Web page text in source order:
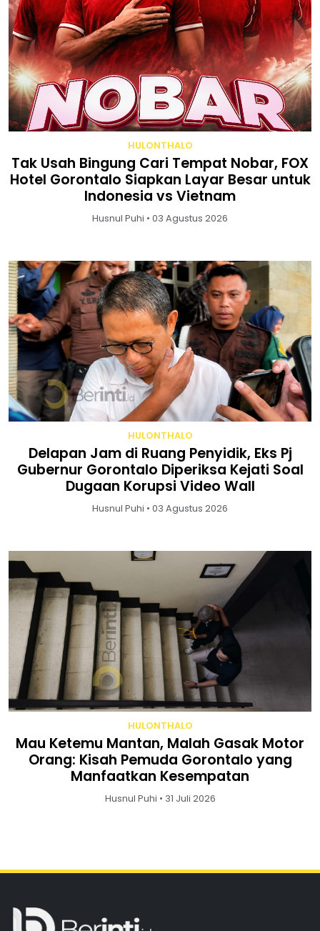
HULONTHALO
Tak Usah Bingung Cari Tempat Nobar, FOX
Hotel Gorontalo Siapkan Layar Besar untuk
Indonesia vs Vietnam
Husnul Puhi • 03 Agustus 2026
HULONTHALO
Delapan Jam di Ruang Penyidik, Eks Pj
Gubernur Gorontalo Diperiksa Kejati Soal
Dugaan Korupsi Video Wall
Husnul Puhi • 03 Agustus 2026
HULONTHALO
Mau Ketemu Mantan, Malah Gasak Motor
Orang: Kisah Pemuda Gorontalo yang
Manfaatkan Kesempatan
Husnul Puhi • 31 Juli 2026